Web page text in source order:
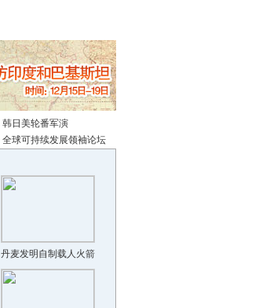
韩日美轮番军演
全球可持续发展领袖论坛
丹麦发明自制载人火箭